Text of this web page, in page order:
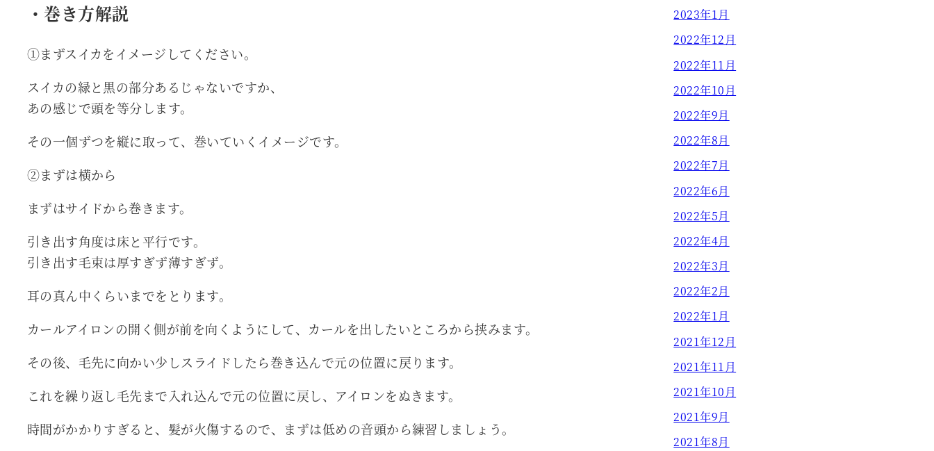
・巻き方解説
①まずスイカをイメージしてください。
スイカの緑と黒の部分あるじゃないですか、
あの感じで頭を等分します。
その一個ずつを縦に取って、巻いていくイメージです。
②まずは横から
まずはサイドから巻きます。
引き出す角度は床と平行です。
引き出す毛束は厚すぎず薄すぎず。
耳の真ん中くらいまでをとります。
カールアイロンの開く側が前を向くようにして、カールを出したいところから挟みます。
その後、毛先に向かい少しスライドしたら巻き込んで元の位置に戻ります。
これを繰り返し毛先まで入れ込んで元の位置に戻し、アイロンをぬきます。
時間がかかりすぎると、髪が火傷するので、まずは低めの音頭から練習しましょう。
2023年1月
2022年12月
2022年11月
2022年10月
2022年9月
2022年8月
2022年7月
2022年6月
2022年5月
2022年4月
2022年3月
2022年2月
2022年1月
2021年12月
2021年11月
2021年10月
2021年9月
2021年8月